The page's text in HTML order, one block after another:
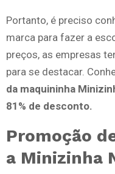
Portanto, é preciso
marca para fazer a
preços, as empresas
para se destacar.
da maquininha
81% de desconto.
Promoção
a Minizinha